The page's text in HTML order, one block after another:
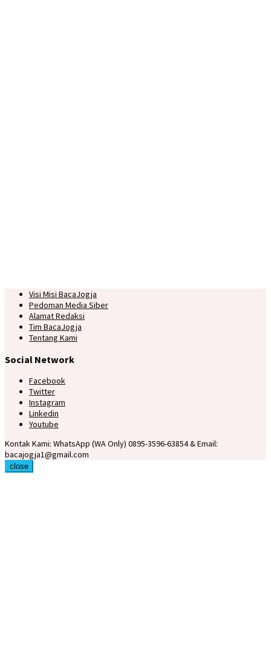
Visi Misi BacaJogja
Pedoman Media Siber
Alamat Redaksi
Tim BacaJogja
Tentang Kami
Social Network
Facebook
Twitter
Instagram
Linkedin
Youtube
Kontak Kami: WhatsApp (WA Only) 0895-3596-63854 & Email:
bacajogja1@gmail.com
close